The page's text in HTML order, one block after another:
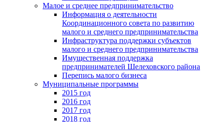
Малое и среднее предпринимательство
Информация о деятельности
Координационного совета по развитию
малого и среднего предпринимательства
Инфраструктура поддержки субъектов
малого и среднего предпринимательства
Имущественная поддержка
предпринимателей Шелеховского района
Перепись малого бизнеса
Муниципальные программы
2015 год
2016 год
2017 год
2018 год